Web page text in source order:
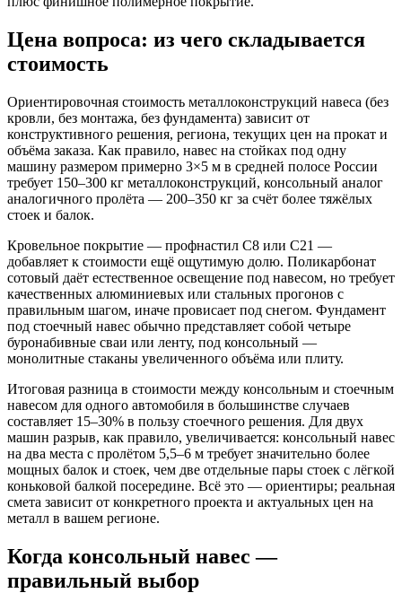
Цена вопроса: из чего складывается
стоимость
Ориентировочная стоимость металлоконструкций навеса (без
кровли, без монтажа, без фундамента) зависит от
конструктивного решения, региона, текущих цен на прокат и
объёма заказа. Как правило, навес на стойках под одну
машину размером примерно 3×5 м в средней полосе России
требует 150–300 кг металлоконструкций, консольный аналог
аналогичного пролёта — 200–350 кг за счёт более тяжёлых
стоек и балок.
Кровельное покрытие — профнастил С8 или С21 —
добавляет к стоимости ещё ощутимую долю. Поликарбонат
сотовый даёт естественное освещение под навесом, но требует
качественных алюминиевых или стальных прогонов с
правильным шагом, иначе провисает под снегом. Фундамент
под стоечный навес обычно представляет собой четыре
буронабивные сваи или ленту, под консольный —
монолитные стаканы увеличенного объёма или плиту.
Итоговая разница в стоимости между консольным и стоечным
навесом для одного автомобиля в большинстве случаев
составляет 15–30% в пользу стоечного решения. Для двух
машин разрыв, как правило, увеличивается: консольный навес
на два места с пролётом 5,5–6 м требует значительно более
мощных балок и стоек, чем две отдельные пары стоек с лёгкой
коньковой балкой посередине. Всё это — ориентиры; реальная
смета зависит от конкретного проекта и актуальных цен на
металл в вашем регионе.
Когда консольный навес —
правильный выбор